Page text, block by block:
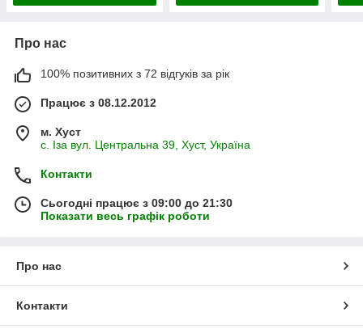
Про нас
100% позитивних з 72 відгуків за рік
Працює з 08.12.2012
м. Хуст
с. Іза вул. Центральна 39, Хуст, Україна
Контакти
Сьогодні працює з 09:00 до 21:30
Показати весь графік роботи
Про нас
Контакти